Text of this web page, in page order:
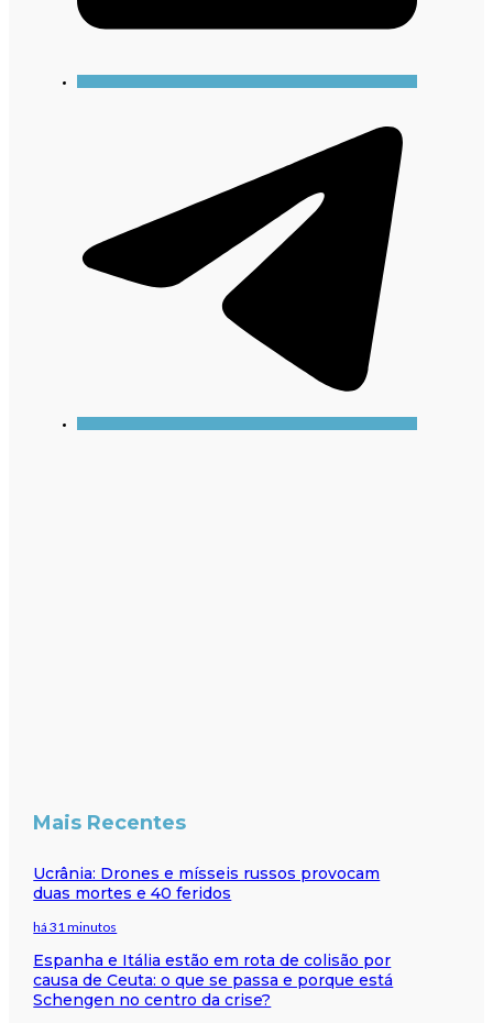
Mais Recentes
Ucrânia: Drones e mísseis russos provocam
duas mortes e 40 feridos
há 31 minutos
Espanha e Itália estão em rota de colisão por
causa de Ceuta: o que se passa e porque está
Schengen no centro da crise?